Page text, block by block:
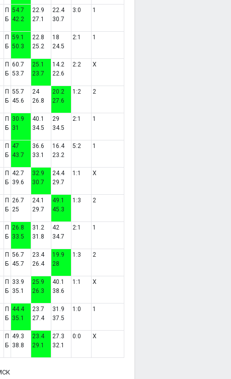
П
Б
54.7
42.2
22.9
27.1
22.4
30.7
3:0 1
П
Б
59.1
50.3
22.8
25.2
18
24.5
2:1 1
П
Б
60.7
53.7
25.1
23.7
14.2
22.6
2:2 X
П
Б
55.7
45.6
24
26.8
20.2
27.6
1:2 2
П
Б
30.9
31
40.1
34.5
29
34.5
2:1 1
П
Б
47
43.7
36.6
33.1
16.4
23.2
5:2 1
П
Б
42.7
39.6
32.9
30.7
24.4
29.7
1:1 X
П
Б
26.7
25
24.1
29.7
49.1
45.3
1:3 2
П
Б
26.8
33.5
31.2
31.8
42
34.7
2:1 1
П
Б
56.7
45.7
23.4
26.4
19.9
28
1:3 2
П
Б
33.9
35.1
25.9
26.3
40.1
38.6
1:1 X
П
Б
44.4
35.1
23.7
27.4
31.9
37.5
1:0 1
П
Б
49.3
38.8
23.4
29.1
27.3
32.1
0:0 X